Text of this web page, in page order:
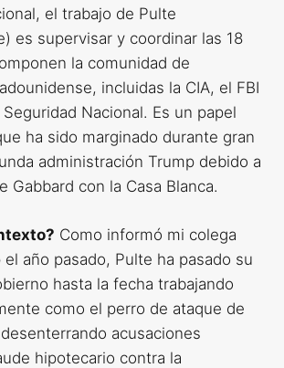
el trabajo de Pulte
es supervisar y coordinar las 18
la comunidad de
incluidas la CIA, el FBI
Nacional. Es un papel
ha sido marginado durante gran
administración Trump debido a
Gabbard con la Casa Blanca.
Como informó mi colega
año pasado, Pulte ha pasado su
hasta la fecha trabajando
como el perro de ataque de
acusaciones
hipotecario contra la